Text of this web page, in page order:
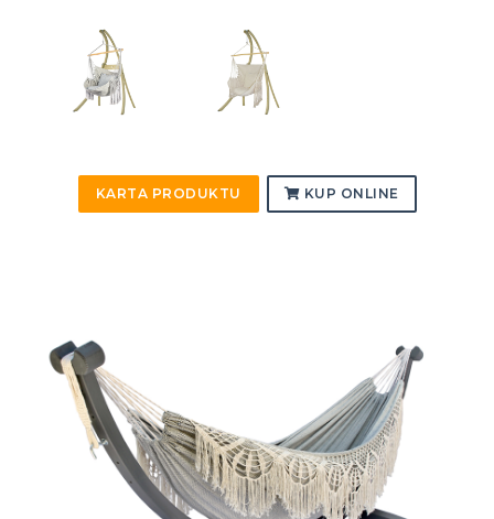
KARTA PRODUKTU KUP ONLINE